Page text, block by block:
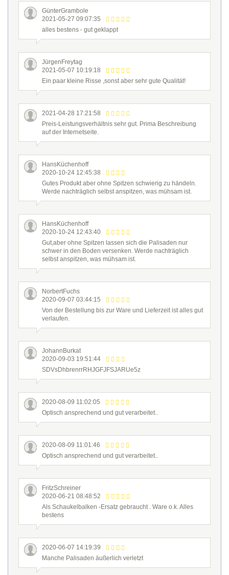
GünterGrambole
2021-05-27 09:07:35
alles bestens - gut geklappt
JürgenFreytag
2021-05-07 10:19:18
Ein paar kleine Risse ,sonst aber sehr gute Qualität!
2021-04-28 17:21:58
Preis-Leistungsverhältnis sehr gut. Prima Beschreibung
auf der Internetseite.
HansKüchenhoff
2020-10-24 12:45:38
Gutes Produkt aber ohne Spitzen schwierig zu händeln.
Werde nachträglich selbst anspitzen, was mühsam ist.
HansKüchenhoff
2020-10-24 12:43:40
Gut,aber ohne Spitzen lassen sich die Palisaden nur
schwer in den Boden versenken. Werde nachträglich
selbst anspitzen, was mühsam ist.
NorbertFuchs
2020-09-07 03:44:15
Von der Bestellung bis zur Ware und Lieferzeit ist alles gut
verlaufen.
JohannBurkat
2020-09-03 19:51:44
SDVsDhbrenrrRHJGFJFSJARUe5z
2020-08-09 11:02:05
Optisch ansprechend und gut verarbeitet..
2020-08-09 11:01:46
Optisch ansprechend und gut verarbeitet..
FritzSchreiner
2020-06-21 08:48:52
Als Schaukelbalken -Ersatz gebraucht . Ware o.k. Alles
bestens
2020-06-07 14:19:39
Manche Palisaden äußerlich verletzt